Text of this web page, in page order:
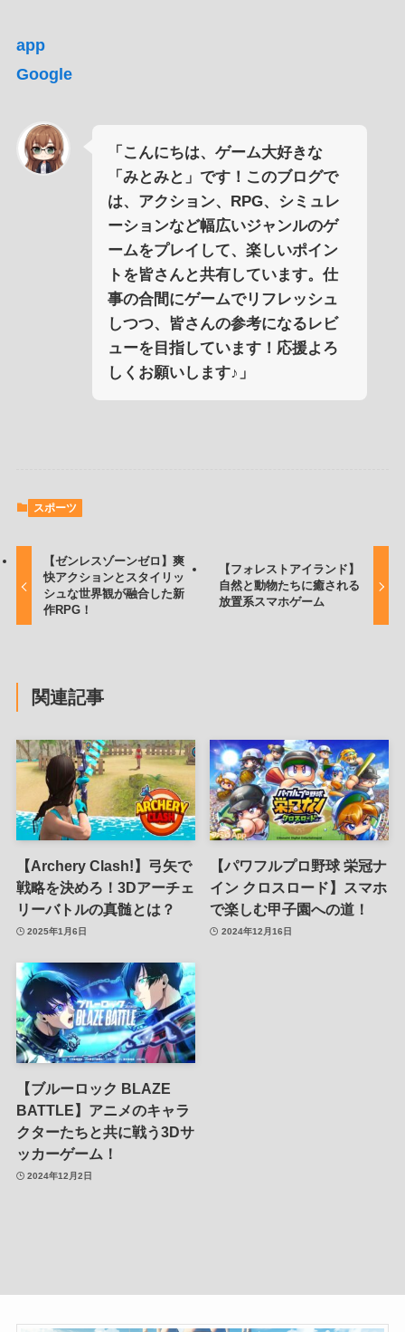
app
Google
「こんにちは、ゲーム大好きな
「みとみと」です！このブログで
は、アクション、RPG、シミュレ
ーションなど幅広いジャンルのゲ
ームをプレイして、楽しいポイン
トを皆さんと共有しています。仕
事の合間にゲームでリフレッシュ
しつつ、皆さんの参考になるレビ
ューを目指しています！応援よろ
しくお願いします♪」
スポーツ
【ゼンレスゾーンゼロ】爽
快アクションとスタイリッ
シュな世界観が融合した新
作RPG！
【フォレストアイランド】
自然と動物たちに癒される
放置系スマホゲーム
関連記事
【Archery Clash!】弓矢で
戦略を決めろ！3Dアーチェ
リーバトルの真髄とは？
2025年1月6日
【パワフルプロ野球 栄冠ナ
イン クロスロード】スマホ
で楽しむ甲子園への道！
2024年12月16日
【ブルーロック BLAZE
BATTLE】アニメのキャラ
クターたちと共に戦う3Dサ
ッカーゲーム！
2024年12月2日